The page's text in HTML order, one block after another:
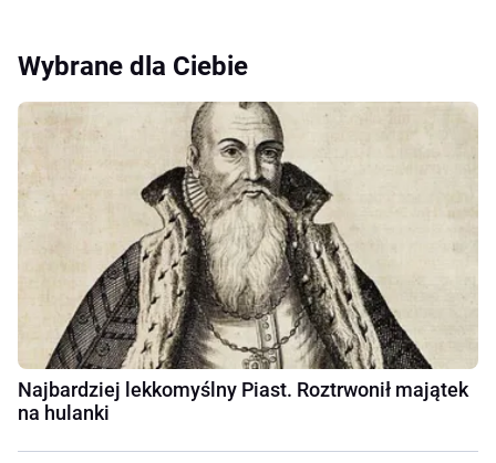
Wybrane dla Ciebie
Najbardziej lekkomyślny Piast. Roztrwonił majątek
na hulanki